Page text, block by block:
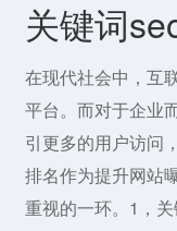
关键词
在现代社会中，互
平台。而对于企业
引更多的用户访问
排名作为提升网站
重视的一环。1，